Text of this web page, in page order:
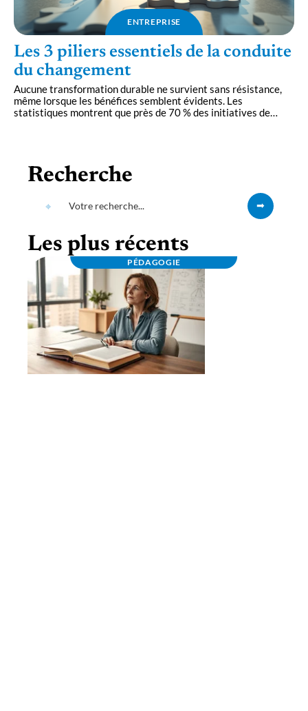
ENTREPRISE
Les 3 piliers essentiels de la conduite
du changement
Aucune transformation durable ne survient sans résistance,
même lorsque les bénéfices semblent évidents. Les
statistiques montrent que près de 70 % des initiatives de
Recherche
Les plus récents
PÉDAGOGIE